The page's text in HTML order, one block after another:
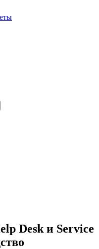
Desk и Service